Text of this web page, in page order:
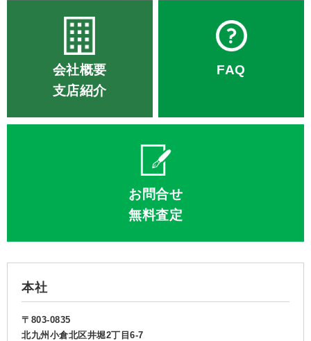
会社概要
支店紹介
FAQ
お問合せ
無料査定
本社
〒803-0835
北九州小倉北区井堀2丁目6-7